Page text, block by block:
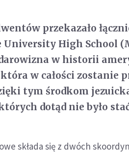
przekazało
High School
w historii
w całości zostanie
tym środkom
dotąd nie było
składa się z dwóch